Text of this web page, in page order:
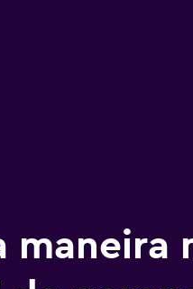
maneira